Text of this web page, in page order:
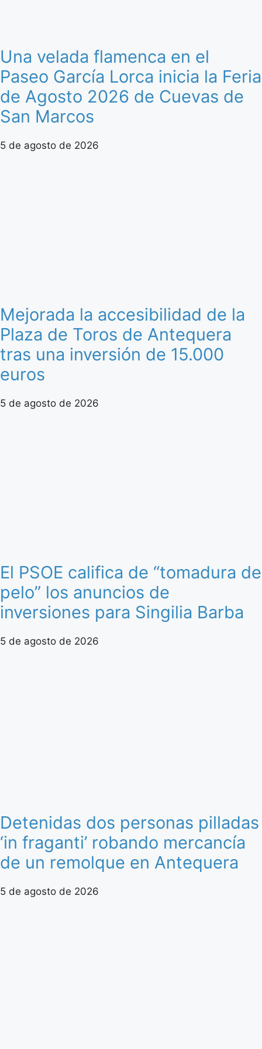
Una velada flamenca en el
Paseo García Lorca inicia la Feria
de Agosto 2026 de Cuevas de
San Marcos
5 de agosto de 2026
Mejorada la accesibilidad de la
Plaza de Toros de Antequera
tras una inversión de 15.000
euros
5 de agosto de 2026
El PSOE califica de “tomadura de
pelo” los anuncios de
inversiones para Singilia Barba
5 de agosto de 2026
Detenidas dos personas pilladas
‘in fraganti’ robando mercancía
de un remolque en Antequera
5 de agosto de 2026